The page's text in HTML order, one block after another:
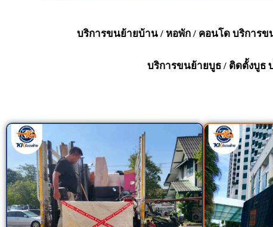
บริการขนย้ายบ้าน / หอพัก / คอนโด บริการ
บริการขนย้ายบูธ / ติดตั้งบูธ